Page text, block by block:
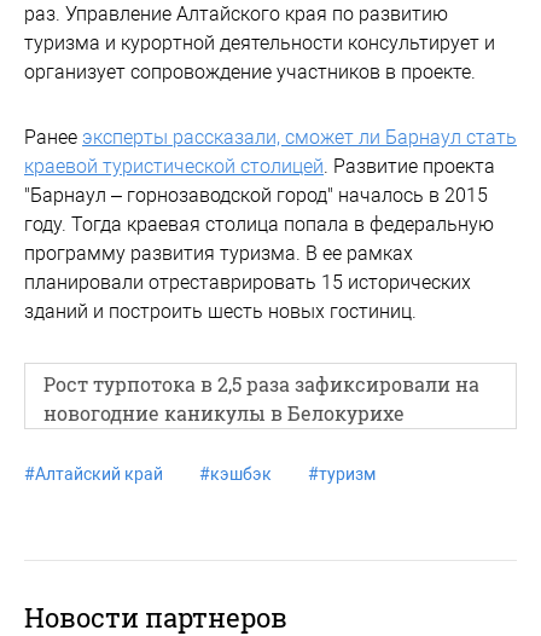
раз. Управление Алтайского края по развитию
туризма и курортной деятельности консультирует и
организует сопровождение участников в проекте.
Ранее эксперты рассказали, сможет ли Барнаул стать
краевой туристической столицей . Развитие проекта
"Барнаул – горнозаводской город" началось в 2015
году. Тогда краевая столица попала в федеральную
программу развития туризма. В ее рамках
планировали отреставрировать 15 исторических
зданий и построить шесть новых гостиниц.
Рост турпотока в 2,5 раза зафиксировали на
новогодние каникулы в Белокурихе
#Алтайский край #кэшбэк #туризм
Новости партнеров